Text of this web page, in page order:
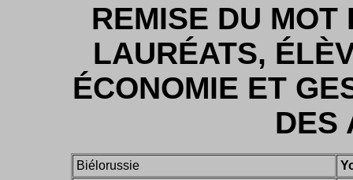
REMISE DU MOT
LAURÉATS,
ÉCONOMIE ET
DES
Biélorussie